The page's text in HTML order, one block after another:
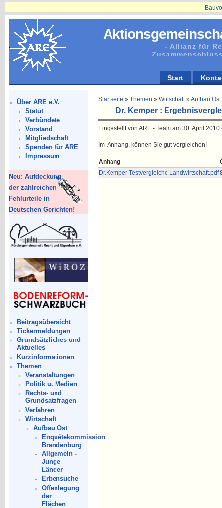
- Allianz für
Start
Über ARE e.V.
Statut
Verbündete
Vorstand
Mitgliedschaft
Spenden für ARE
Impressum
Neu: Aufdeckung
der zahlreichen
Fehlurteile in
Deutschen Gerichten!
Beitragsübersicht
Tickermeldungen
Grundsätzliches und
Aktuelles
Kurzinformationen
Themen
Veranstaltungen
Politik u. Medien
Rechts- und
Grundsatzfragen
Verfahren
Wirtschaft
Aufbau Ost
Enquêtekommission
Brandenburg
Allgemein -
Junge
Länder
Erbensuche
Offenlegung
der
Flächen
Startseite » Themen » Wirtschaft»Aufbau Ost
Dr. Kemper :
Eingestellt von ARE - Team am 30. April 2010
Im Anhang, können Sie gut vergleichen!
Anhang
Dr.Kemper Testvergleiche Landwirtschaft.pdf